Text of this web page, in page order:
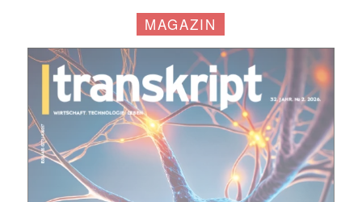
jede Woche aktuell informiert.
E-
Mail
(erforderlich)
MAGAZIN